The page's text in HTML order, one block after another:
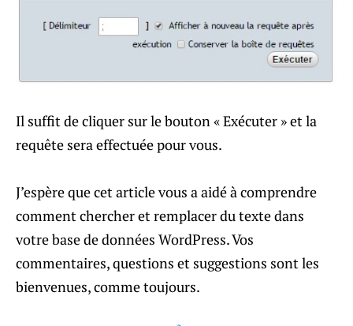
Il suffit de cliquer sur le bouton « Exécuter » et la
requête sera effectuée pour vous.
J’espère que cet article vous a aidé à comprendre
comment chercher et remplacer du texte dans
votre base de données WordPress. Vos
commentaires, questions et suggestions sont les
bienvenues, comme toujours.